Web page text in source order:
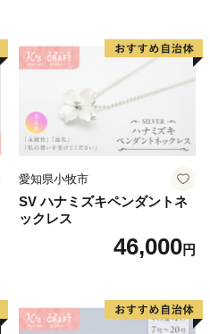
愛知県小牧市
SV ハナミズキペンダントネ
ックレス
46,000円